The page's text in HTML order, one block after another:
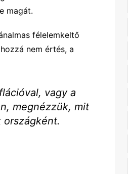
magát.
félelemkeltő
nem értés, a
vagy a
megnézzük, mit